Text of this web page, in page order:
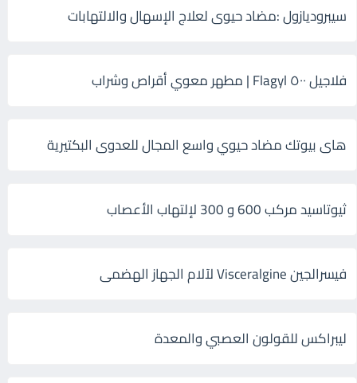
سيبروديازول :مضاد حيوى لعلاج الإسهال والالتهابات
فلاجيل ٥٠٠ Flagyl | مطهر معوي أقراص وشراب
هاى بيوتك مضاد حيوي واسع المجال للعدوى البكتيرية
ثيوتاسيد مركب 600 و 300 لإلتهاب الأعصاب
فيسرالجين Visceralgine لآلام الجهاز الهضمى
ليبراكس للقولون العصبي والمعدة